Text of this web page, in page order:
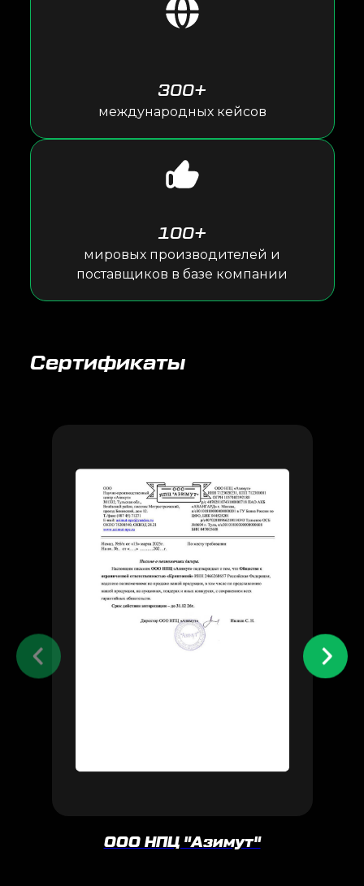
300+
международных кейсов
100+
мировых производителей и
поставщиков в базе компании
Сертификаты
ООО НПЦ "Азимут"